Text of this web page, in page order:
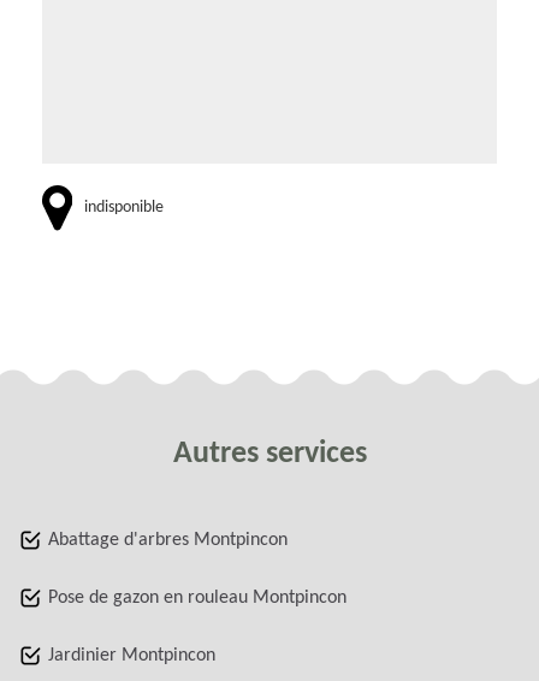
indisponible
Autres services
Abattage d'arbres Montpincon
Pose de gazon en rouleau Montpincon
Jardinier Montpincon